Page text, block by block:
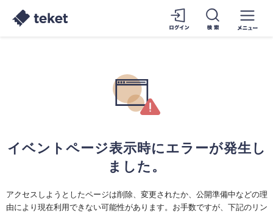
イベントページ表示時にエラーが発生し
ました。
アクセスしようとしたページは削除、変更されたか、公開準備中などの理
由により現在利用できない可能性があります。お手数ですが、下記のリン